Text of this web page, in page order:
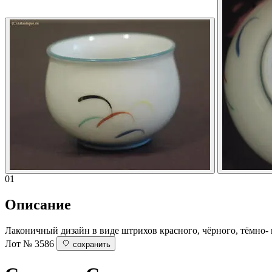
01
Описание
Лаконичный дизайн в виде штрихов красного, чёрного, тёмно-
Лот № 3586
сохранить